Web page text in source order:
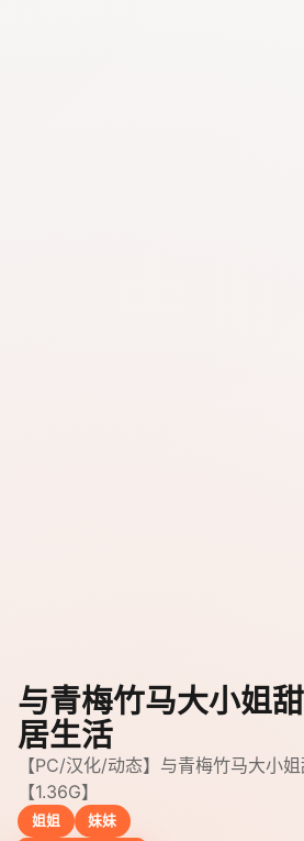
与青梅竹马大小姐
居生活
【PC/汉化/动态】与青梅竹马大小
【1.36G】
姐姐 妹妹